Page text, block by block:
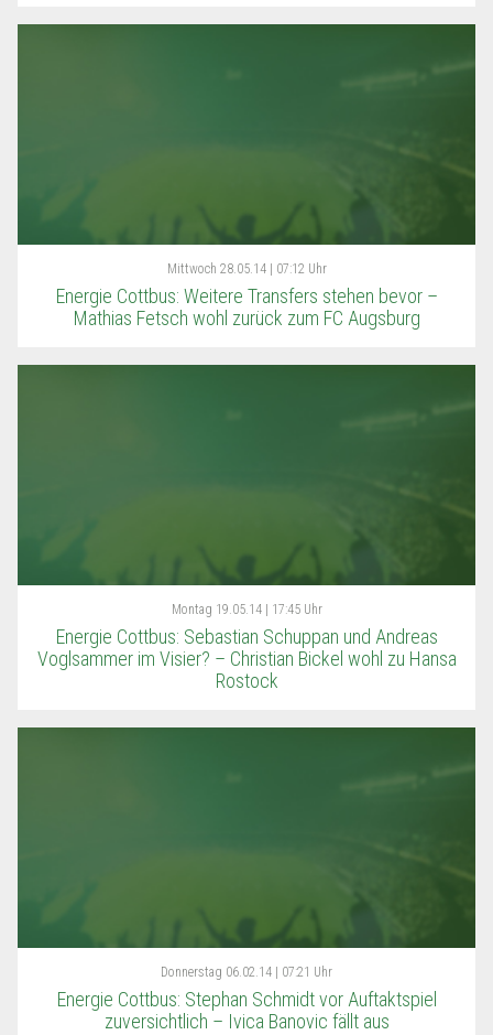
Mittwoch 28.05.14 | 07:12 Uhr
Energie Cottbus: Weitere Transfers stehen bevor –
Mathias Fetsch wohl zurück zum FC Augsburg
Montag 19.05.14 | 17:45 Uhr
Energie Cottbus: Sebastian Schuppan und Andreas
Voglsammer im Visier? – Christian Bickel wohl zu Hansa
Rostock
Donnerstag 06.02.14 | 07:21 Uhr
Energie Cottbus: Stephan Schmidt vor Auftaktspiel
zuversichtlich – Ivica Banovic fällt aus